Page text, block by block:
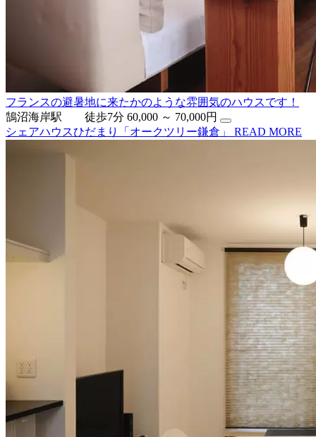
フランスの避暑地に来たかのような雰囲気のハウスです！
鵠沼海岸駅 徒歩7分 60,000 ～ 70,000円
シェアハウスひだまり「オークツリー鎌倉」
READ MORE